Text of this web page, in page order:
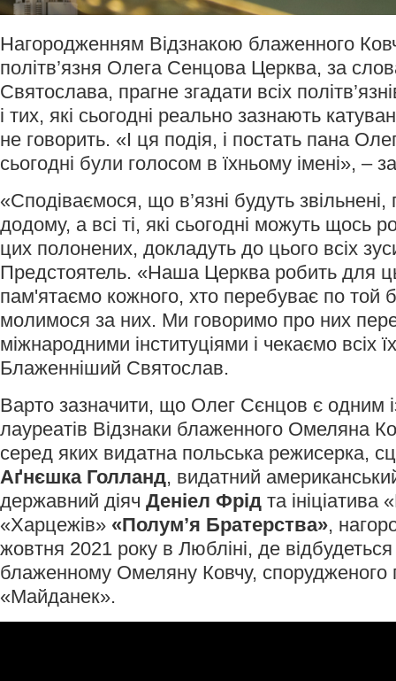
Нагородженням Відзнакою блаженного
політв’язня Олега Сенцова Церква, за
Святослава, прагне згадати всіх
і тих, які сьогодні реально зазнають
не говорить. «І ця подія, і постать пана
сьогодні були голосом в їхньому імені», –
«Сподіваємося, що в’язні будуть
додому, а всі ті, які сьогодні можуть щось
цих полонених, докладуть до цього всіх
Предстоятель. «Наша Церква робить для
пам'ятаємо кожного, хто перебуває по той
молимося за них. Ми говоримо про них
міжнародними інституціями і чекаємо всіх
Блаженніший Святослав.
Варто зазначити, що Олег Сєнцов є одним
лауреатів Відзнаки блаженного Омеляна
серед яких видатна польська режисерка,
Аґнєшка Голланд, видатний
державний діяч Деніел Фрід та ініціатива
«Харцежів» «Полум’я Братерства»,
жовтня 2021 року в Любліні, де
блаженному Омеляну Ковчу, спорудженого
«Майданек».